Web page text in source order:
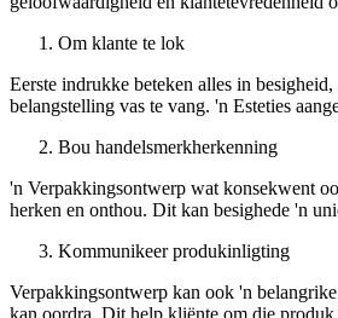
Om klante te lok
Eerste indrukke beteken alles in
belangstelling vas te vang. 'n Esteties
Bou handelsmerkherkenning
'n Verpakkingsontwerp wat konsekwent
herken en onthou. Dit kan besighede 'n
Kommunikeer produkinligting
Verpakkingsontwerp kan ook 'n
kan oordra. Dit help kliënte om die